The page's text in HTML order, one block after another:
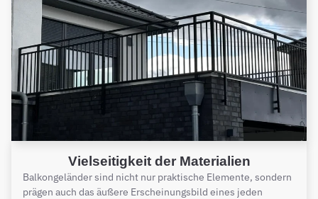
Vielseitigkeit der Materialien
Balkongeländer sind nicht nur praktische Elemente, sondern
prägen auch das äußere Erscheinungsbild eines jeden